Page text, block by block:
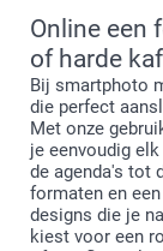
Online een
of harde
Bij smartphoto
die perfect
Met onze
je eenvoudig
de agenda's tot
formaten en
designs die je
kiest voor een